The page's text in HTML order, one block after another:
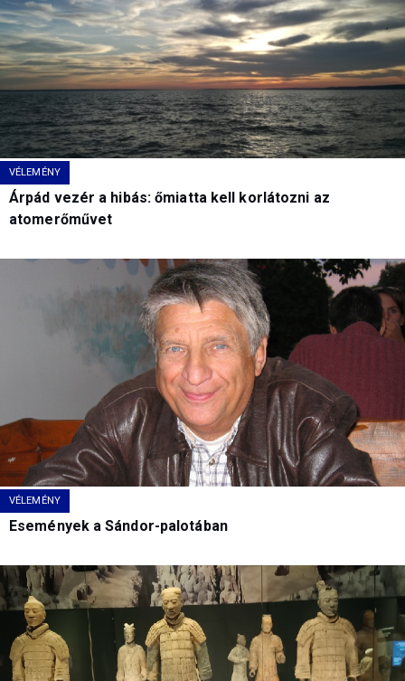
VÉLEMÉNY
Árpád vezér a hibás: őmiatta kell korlátozni az
atomerőművet
VÉLEMÉNY
Események a Sándor-palotában